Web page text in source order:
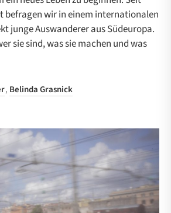
befragen wir in einem internationalen
junge Auswanderer aus Südeuropa.
sie sind, was sie machen und was
, Belinda Grasnick